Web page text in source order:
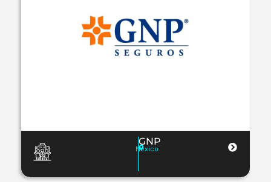
GNP
Mexico